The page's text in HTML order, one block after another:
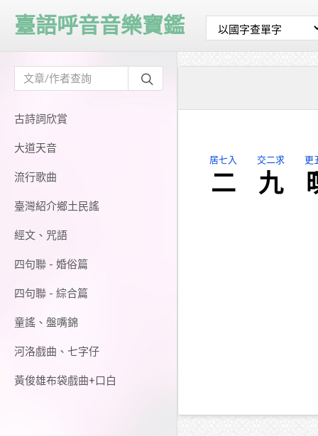
古詩詞欣賞
大道天音
流行歌曲
臺灣紹介鄉土民謠
經文、咒語
四句聯 - 婚俗篇
四句聯 - 綜合篇
童謠、盤嘴錦
河洛戲曲、七字仔
黃俊雄布袋戲曲+口白
臺語呼音音樂寶鑑
居七入
二
交二求
九
更